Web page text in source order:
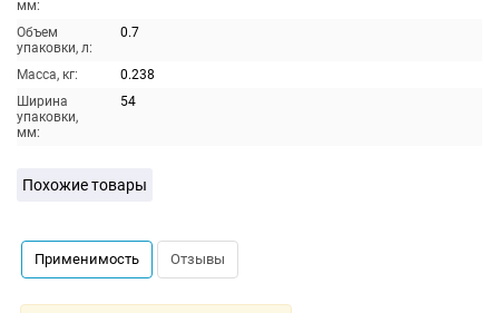
мм:
Объем
упаковки, л:
0.7
Масса, кг:
0.238
Ширина
упаковки,
мм:
54
Похожие товары
Применимость Отзывы